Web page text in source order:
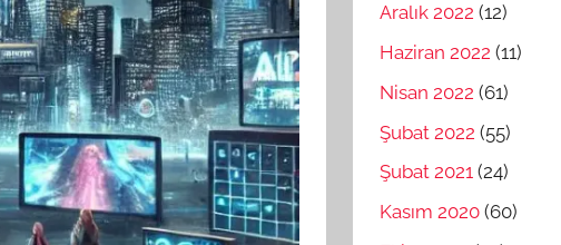
Aralık 2022 (12)
Haziran 2022 (11)
Nisan 2022 (61)
Şubat 2022 (55)
Şubat 2021 (24)
Kasım 2020 (60)